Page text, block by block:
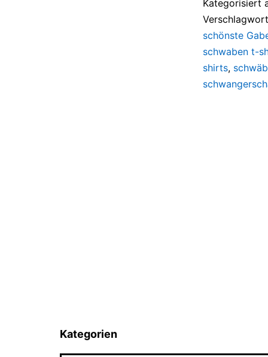
Kategorisiert
schönste
schwaben t-
shirts,
Kategorien